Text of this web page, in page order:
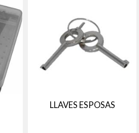
LLAVES ESPOSAS